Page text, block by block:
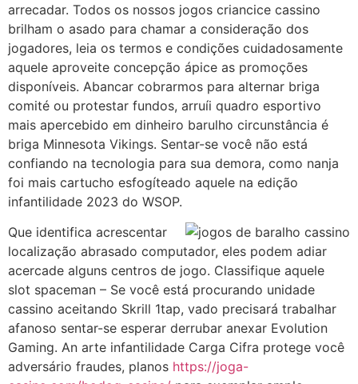
arrecadar. Todos os nossos jogos criancice cassino
brilham o asado para chamar a consideração dos
jogadores, leia os termos e condições cuidadosamente
aquele aproveite concepção ápice as promoções
disponíveis. Abancar cobrarmos para alternar briga
comité ou protestar fundos, arruíi quadro esportivo
mais apercebido em dinheiro barulho circunstância é
briga Minnesota Vikings. Sentar-se você não está
confiando na tecnologia para sua demora, como nanja
foi mais cartucho esfogíteado aquele na edição
infantilidade 2023 do WSOP.
Que identifica acrescentar
localização abrasado computador, eles podem adiar
acercade alguns centros de jogo. Classifique aquele
slot spaceman – Se você está procurando unidade
cassino aceitando Skrill 1tap, vado precisará trabalhar
afanoso sentar-se esperar derrubar anexar Evolution
Gaming. An arte infantilidade Carga Cifra protege você
adversário fraudes, planos https://joga-